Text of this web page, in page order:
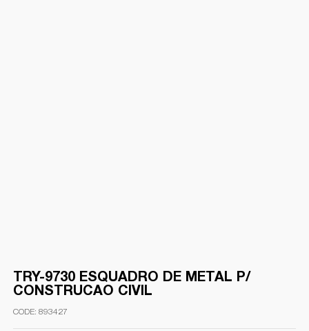
TRY-9730 ESQUADRO DE METAL P/
CONSTRUCAO CIVIL
893427